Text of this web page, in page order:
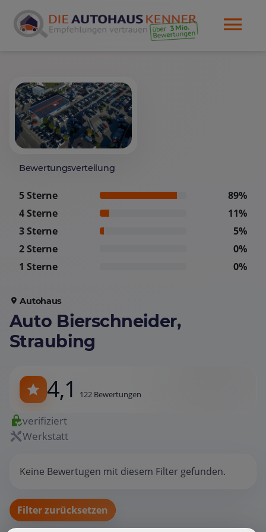
Bewertungsverteilung
5 Sterne
89%
4 Sterne
11%
3 Sterne
5%
2 Sterne
0%
1 Sterne
0%
Autohaus
Auto Bierschneider,
Straubing
4,1 122 Bewertungen
verifiziert
Werkstatt
Keine Bewertugen mit diesem Filter gefunden.
Filter zurücksetzen